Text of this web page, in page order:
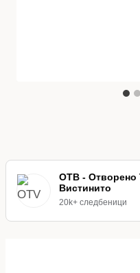
ОТВ - Отворено
Вистинито
20k+ следбеници